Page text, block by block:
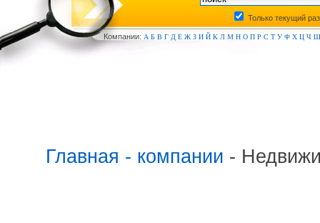
Только текущий
Компании: А Б В Г Д Е Ж З И Й К Л М Н О П Р С Т У Ф Х Ц Ч Ш
Главная - компании -